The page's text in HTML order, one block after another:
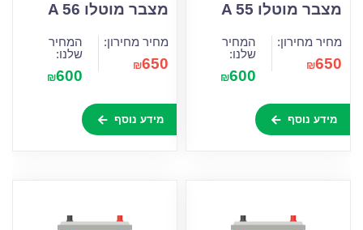
מצבר מוטלו A 55
מחיר מחירון:
₪650
המחיר
שלנו:
₪600
מידע נוסף
מצבר מוטלו A 56
מחיר מחירון:
₪650
המחיר
שלנו:
₪600
מידע נוסף